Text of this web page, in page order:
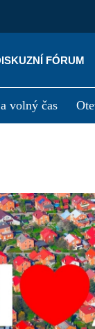
FÓRUM
volný čas